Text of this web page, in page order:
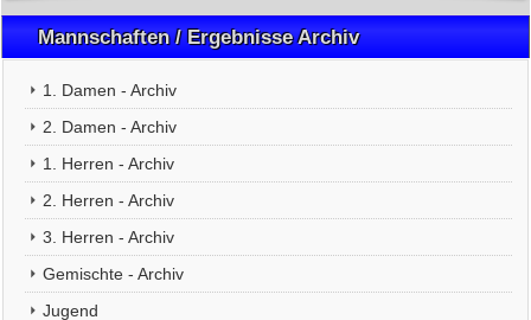
Mannschaften / Ergebnisse Archiv
1. Damen - Archiv
2. Damen - Archiv
1. Herren - Archiv
2. Herren - Archiv
3. Herren - Archiv
Gemischte - Archiv
Jugend